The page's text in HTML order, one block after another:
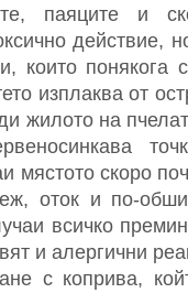
паяците и
действие,
които понякога
изплаква от
жилото на
мястото скоро
оток и по-
всичко
и алергични
с коприва,